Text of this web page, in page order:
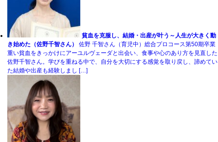
貧血を克服し、結婚・出産が叶う～人生が大きく動
き始めた（佐野千智さん）
佐野 千智さん（育児中）総合プロコース第50期卒業
重い貧血をきっかけにアーユルヴェーダと出会い、食事や心のあり方を見直した
佐野千智さん。学びを重ねる中で、自分を大切にする感覚を取り戻し、諦めてい
た結婚や出産も経験しまし […]